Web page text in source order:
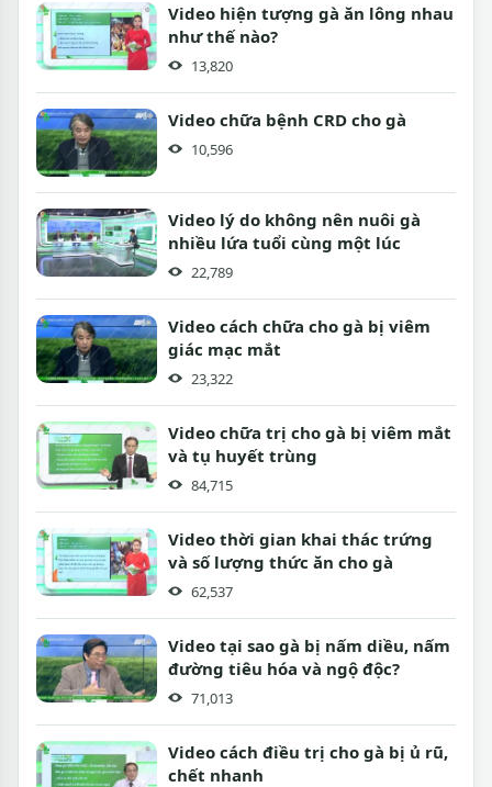
Video hiện tượng gà ăn lông nhau
như thế nào?
13,820
Video chữa bệnh CRD cho gà
10,596
Video lý do không nên nuôi gà
nhiều lứa tuổi cùng một lúc
22,789
Video cách chữa cho gà bị viêm
giác mạc mắt
23,322
Video chữa trị cho gà bị viêm mắt
và tụ huyết trùng
84,715
Video thời gian khai thác trứng
và số lượng thức ăn cho gà
62,537
Video tại sao gà bị nấm diều, nấm
đường tiêu hóa và ngộ độc?
71,013
Video cách điều trị cho gà bị ủ rũ,
chết nhanh